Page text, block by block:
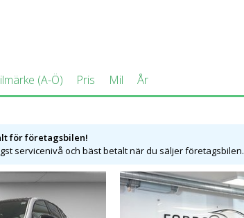
(A-Ö) Pris Mil År
för företagsbilen!
servicenivå och bäst betalt när du säljer företagsbilen.